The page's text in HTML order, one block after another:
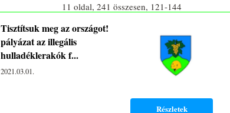
11 oldal, 241 összesen, 121-144
Tisztítsuk meg az országot!
pályázat az illegális
hulladéklerakók f...
2021.03.01.
Részletek